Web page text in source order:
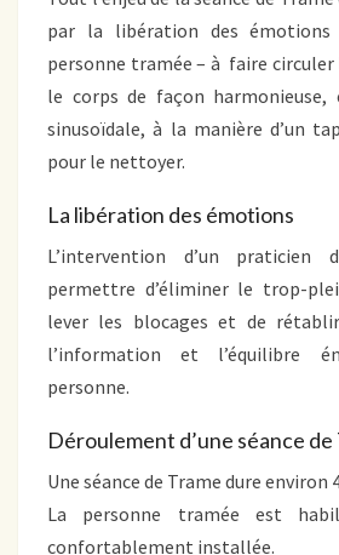
par la libération des émotions
personne tramée – à faire
le corps de façon harmonieuse,
sinusoïdale, à la manière d’un
pour le nettoyer.
La libération des émotions
L’intervention d’un praticien
permettre d’éliminer le trop-
lever les blocages et de
l’information et l’équilibre
personne.
Déroulement d’une séance de
Une séance de Trame dure environ
La personne tramée est
confortablement installée.